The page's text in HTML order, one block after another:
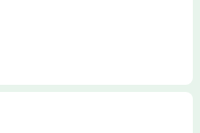
出さなくては、客がつかない時代
ではこの傾向が特に強く、どの店
えば、若手の料理人も、情報過多
なビジネスチャンスであります。